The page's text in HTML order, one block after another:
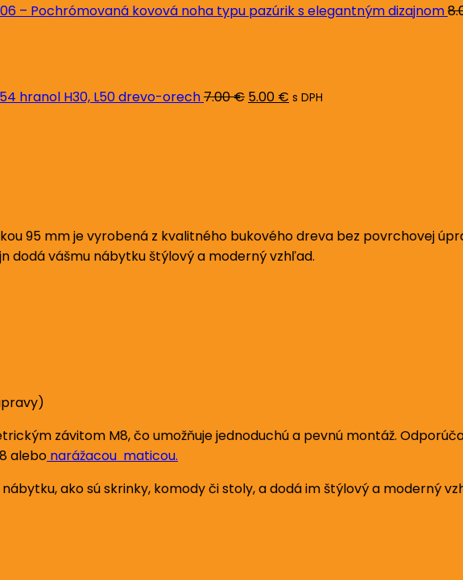
– Pochrómovaná kovová noha typu pazúrik s elegantným dizajnom
hranol H30, L50 drevo-orech7.00€ 7.00 €.
5.00 € 5.00 €.
s DPH
95 mm je vyrobená z kvalitného bukového dreva bez povrchovej
dodá vášmu nábytku štýlový a moderný vzhľad.
závitom M8, čo umožňuje jednoduchú a pevnú montáž.
alebo narážacou maticou.
ako sú skrinky, komody či stoly, a dodá im štýlový a moderný